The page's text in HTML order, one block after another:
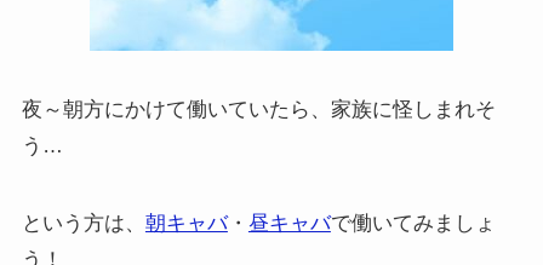
夜～朝方にかけて働いていたら、家族に怪しまれそ
う…
という方は、 朝キャバ・ 昼キャバで働いてみましょ
う！